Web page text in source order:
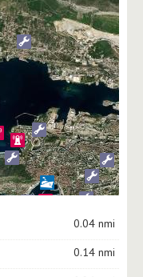
0.04 nmi
0.14 nmi